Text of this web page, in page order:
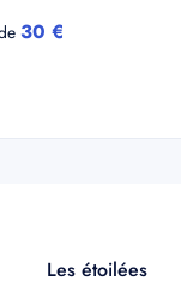
30 €
Les étoilées